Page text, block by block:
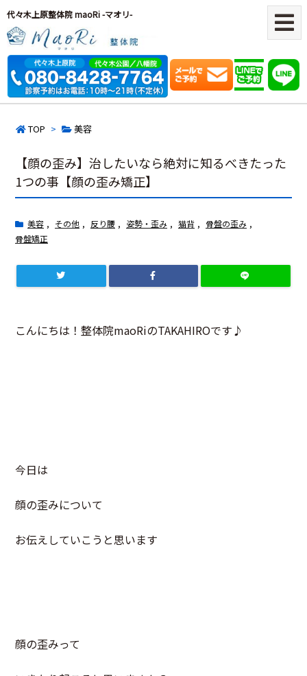
代々木上原整体院 maoRi -マオリ-
TOP > 美容
【顔の歪み】治したいなら絶対に知るべきたった
1つの事【顔の歪み矯正】
美容 , その他 , 反り腰 , 姿勢・歪み , 猫背 , 骨盤の歪み ,
骨盤矯正
こんにちは！整体院maoRiのTAKAHIROです♪
今日は
顔の歪みについて
お伝えしていこうと思います
顔の歪みって